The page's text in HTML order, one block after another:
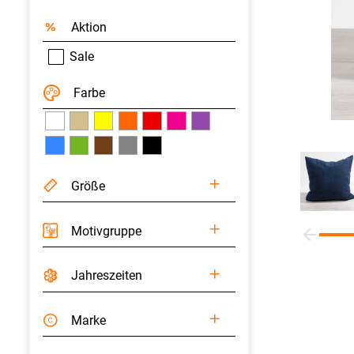
Aktion
Sale
Farbe
Größe
Motivgruppe
Jahreszeiten
Marke